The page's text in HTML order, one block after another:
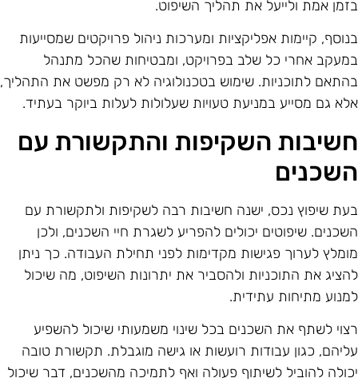
אמת ולייעל את תהליך השיפוט.
קיימות אפליקציות ומערכות ניהול פרויקטים שמסייעות
אחרי כל שלב בפרויקט, ומבטיחות שהכל מתנהל
לתוכניות. שימוש בטכנולוגיה לא רק מפשט את התהליך,
גם מסייע במניעת טעויות שעלולות לעלות ביוקר בעתיד.
השקיפות והתקשורת עם
שיפוץ נכס, ישנה חשיבות רבה לשקיפות ולתקשורת עם
שיפוטים יכולים להפריע לשגרת חיי השכנים, ולכן
לערוך פגישות מקדימות לפני תחילת העבודה. כך ניתן
את התוכניות ולהסביר את יתרונות השיפוט, מה שיכול
מתיחות עתידית.
לשתף את השכנים בכל שינוי משמעותי שיכול להשפיע
כגון עבודות רועשות או גישה מוגבלת. תקשורת טובה
להוביל לשיתוף פעולה ואף לתמיכה מהשכנים, דבר שיכול